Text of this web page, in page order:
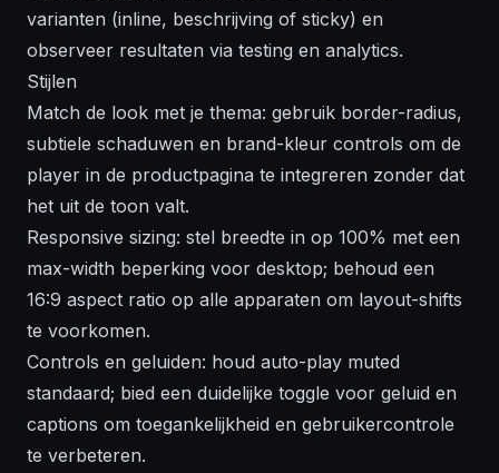
varianten (inline, beschrijving of sticky) en
observeer resultaten via testing en analytics.
Stijlen
Match de look met je thema: gebruik border-radius,
subtiele schaduwen en brand-kleur controls om de
player in de productpagina te integreren zonder dat
het uit de toon valt.
Responsive sizing: stel breedte in op 100% met een
max-width beperking voor desktop; behoud een
16:9 aspect ratio op alle apparaten om layout-shifts
te voorkomen.
Controls en geluiden: houd auto-play muted
standaard; bied een duidelijke toggle voor geluid en
captions om toegankelijkheid en gebruikercontrole
te verbeteren.